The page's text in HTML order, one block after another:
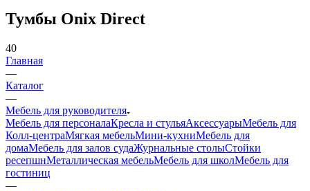
Тумбы Onix Direct
40
Главная
—
Каталог
—
Мебель для руководителя
Мебель для персоналаКресла и стульяАксессуарыМебель для
Колл-центраМягкая мебельМини-кухниМебель для
домаМебель для залов судаЖурнальные столыСтойки
ресепшнМеталлическая мебельМебель для школМебель для
гостиниц
—